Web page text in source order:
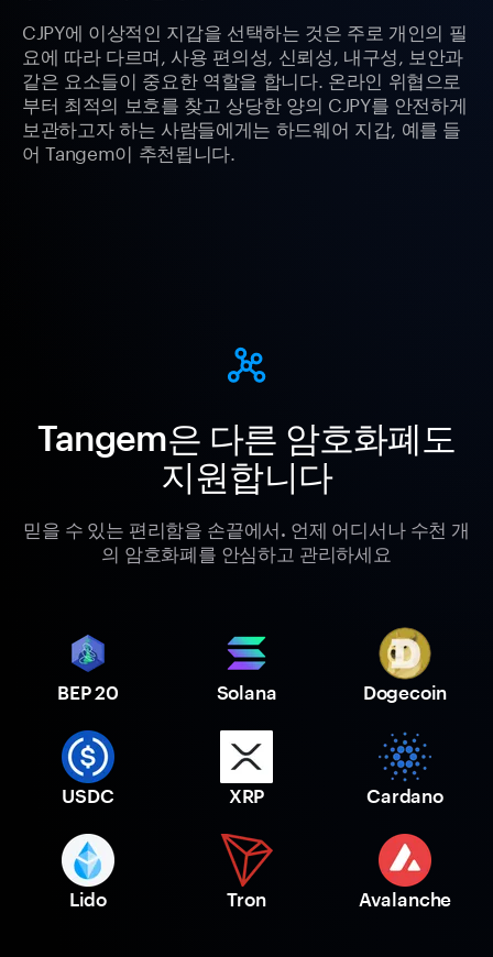
CJPY에 이상적인 지갑을 선택하는 것은 주로 개인의 필
요에 따라 다르며, 사용 편의성, 신뢰성, 내구성, 보안과
같은 요소들이 중요한 역할을 합니다. 온라인 위협으로
부터 최적의 보호를 찾고 상당한 양의 CJPY를 안전하게
보관하고자 하는 사람들에게는 하드웨어 지갑, 예를 들
어 Tangem이 추천됩니다.
Tangem은 다른 암호화폐도
지원합니다
믿을 수 있는 편리함을 손끝에서. 언제 어디서나 수천 개
의 암호화폐를 안심하고 관리하세요
BEP 20 Solana Dogecoin
USDC XRP Cardano
Lido Tron Avalanche